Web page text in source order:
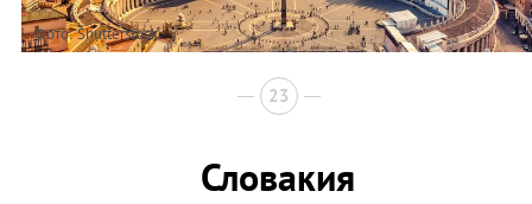
Фото: Shutterstock
23
Словакия